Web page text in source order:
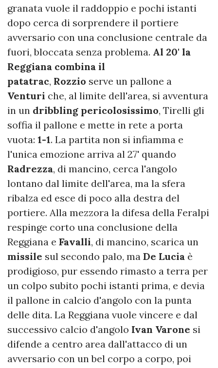
granata vuole il raddoppio e pochi istanti
dopo cerca di sorprendere il portiere
avversario con una conclusione centrale da
fuori, bloccata senza problema. Al 20' la
Reggiana combina il
patatrac, Rozzio serve un pallone a
Venturi che, al limite dell'area, si avventura
in un dribbling pericolosissimo, Tirelli gli
soffia il pallone e mette in rete a porta
vuota: 1-1. La partita non si infiamma e
l'unica emozione arriva al 27' quando
Radrezza, di mancino, cerca l'angolo
lontano dal limite dell'area, ma la sfera
ribalza ed esce di poco alla destra del
portiere. Alla mezzora la difesa della Feralpi
respinge corto una conclusione della
Reggiana e Favalli, di mancino, scarica un
missile sul secondo palo, ma De Lucia è
prodigioso, pur essendo rimasto a terra per
un colpo subito pochi istanti prima, e devia
il pallone in calcio d'angolo con la punta
delle dita. La Reggiana vuole vincere e dal
successivo calcio d'angolo Ivan Varone si
difende a centro area dall'attacco di un
avversario con un bel corpo a corpo, poi